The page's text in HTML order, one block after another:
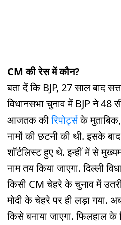
CM की रेस में कौन?
बता दें कि BJP, 27 साल बाद
विधानसभा चुनाव में BJP ने 48
आजतक कीरिपोर्ट्सके
नामों की छटनी की थी. इसके
शॉर्टलिस्ट हुए थे. इन्हीं में से
नाम तय किया जाएगा. दिल्ली
किसी CM चेहरे के चुनाव में
मोदी के चेहरे पर ही लड़ा गया.
किसे बनाया जाएगा. फिलहाल के